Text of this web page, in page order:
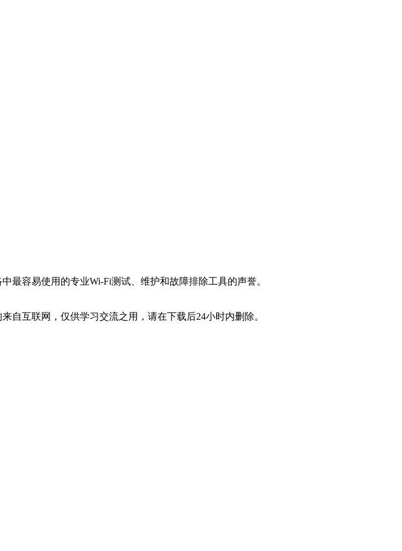
最容易使用的专业Wi-Fi测试、维护和故障排除工具的声誉。
自互联网，仅供学习交流之用，请在下载后24小时内删除。